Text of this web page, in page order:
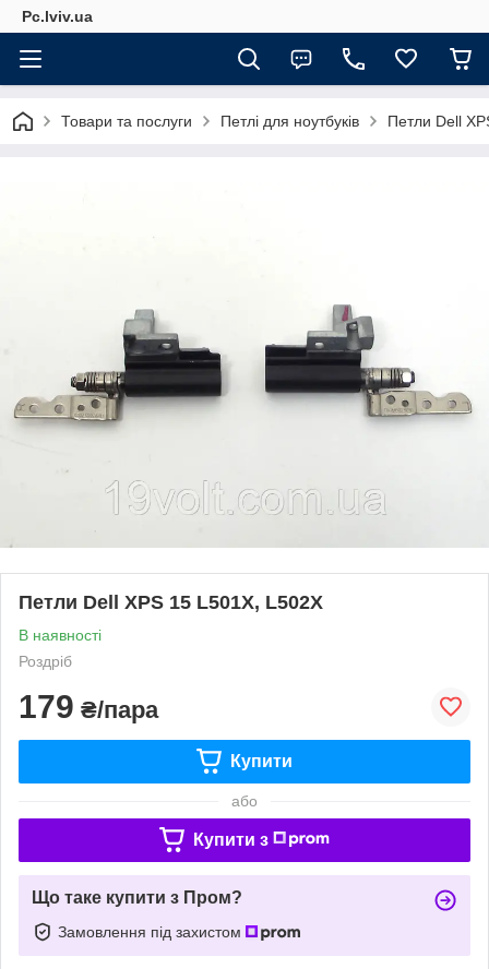
Pc.lviv.ua
Товари та послуги Петлі для ноутбуків Петли Dell
Петли Dell XPS 15 L501X, L502X
В наявності
Роздріб
179 ₴/пара
Купити
або
Купити з
Що таке купити з Пром?
Замовлення під захистом